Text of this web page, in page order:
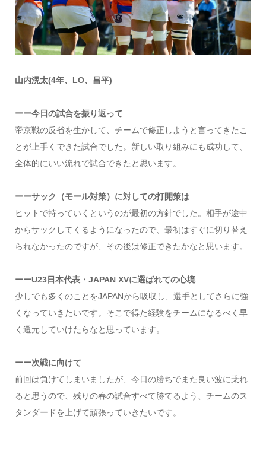
山内滉太(4年、LO、昌平)
ーー今日の試合を振り返って
帝京戦の反省を生かして、チームで修正しようと言ってきたこ
とが上手くできた試合でした。新しい取り組みにも成功して、
全体的にいい流れで試合できたと思います。
ーーサック（モール対策）に対しての打開策は
ヒットで持っていくというのが最初の方針でした。相手が途中
からサックしてくるようになったので、最初はすぐに切り替え
られなかったのですが、その後は修正できたかなと思います。
ーーU23日本代表・JAPAN XVに選ばれての心境
少しでも多くのことをJAPANから吸収し、選手としてさらに強
くなっていきたいです。そこで得た経験をチームになるべく早
く還元していけたらなと思っています。
ーー次戦に向けて
前回は負けてしまいましたが、今日の勝ちでまた良い波に乗れ
ると思うので、残りの春の試合すべて勝てるよう、チームのス
タンダードを上げて頑張っていきたいです。